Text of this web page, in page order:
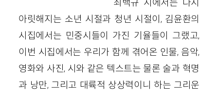
최백규 시에서는 다시
아릿해지는 소년 시절과 청년 시절이, 김윤환의
시집에서는 민중시들이 가진 기율들이 그랬고,
이번 시집에서는 우리가 함께 겪어온 인물, 음악,
영화와 사진, 시와 같은 텍스트는 물론 술과 혁명
과 낭만, 그리고 대륙적 상상력이니 하는 그리운